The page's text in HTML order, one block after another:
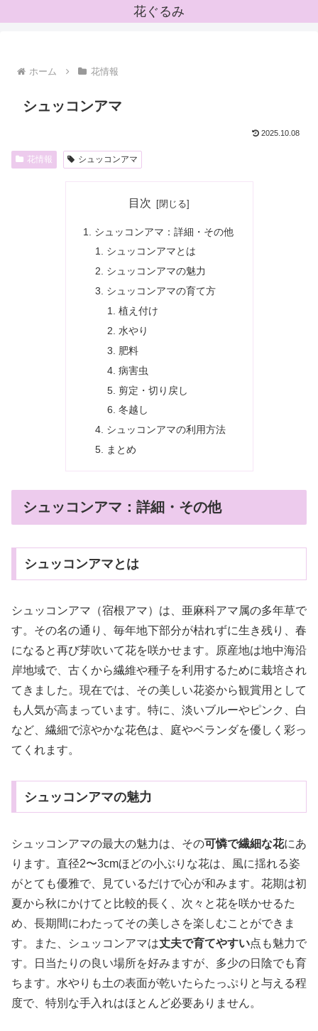
花ぐるみ
ホーム 花情報
シュッコンアマ
2025.10.08
花情報 シュッコンアマ
目次
シュッコンアマ：詳細・その他
シュッコンアマとは
シュッコンアマの魅力
シュッコンアマの育て方
植え付け
水やり
肥料
病害虫
剪定・切り戻し
冬越し
シュッコンアマの利用方法
まとめ
シュッコンアマ：詳細・その他
シュッコンアマとは
シュッコンアマ（宿根アマ）は、亜麻科アマ属の多年草で
す。その名の通り、毎年地下部分が枯れずに生き残り、春
になると再び芽吹いて花を咲かせます。原産地は地中海沿
岸地域で、古くから繊維や種子を利用するために栽培され
てきました。現在では、その美しい花姿から観賞用として
も人気が高まっています。特に、淡いブルーやピンク、白
など、繊細で涼やかな花色は、庭やベランダを優しく彩っ
てくれます。
シュッコンアマの魅力
シュッコンアマの最大の魅力は、その可憐で繊細な花にあ
ります。直径2〜3cmほどの小ぶりな花は、風に揺れる姿
がとても優雅で、見ているだけで心が和みます。花期は初
夏から秋にかけてと比較的長く、次々と花を咲かせるた
め、長期間にわたってその美しさを楽しむことができま
す。また、シュッコンアマは丈夫で育てやすい点も魅力で
す。日当たりの良い場所を好みますが、多少の日陰でも育
ちます。水やりも土の表面が乾いたらたっぷりと与える程
度で、特別な手入れはほとんど必要ありません。